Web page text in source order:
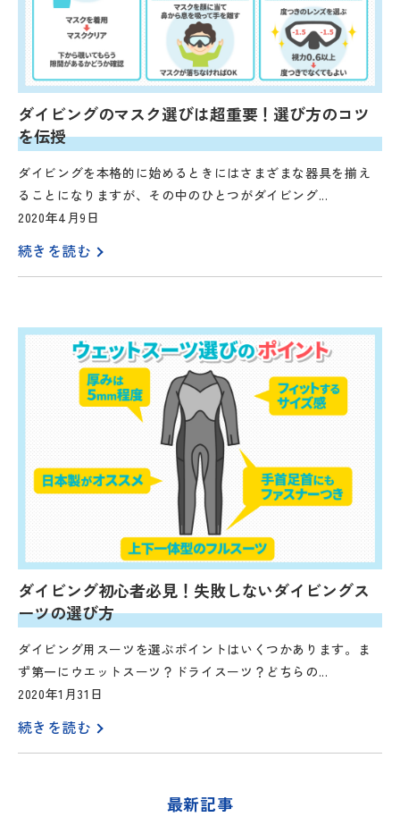
ダイビングのマスク選びは超重要！選び方のコツ
を伝授
ダイビングを本格的に始めるときにはさまざまな器具を揃え
ることになりますが、その中のひとつがダイビング...
2020年4月9日
続きを読む
ダイビング初心者必見！失敗しないダイビングス
ーツの選び方
ダイビング用スーツを選ぶポイントはいくつかあります。ま
ず第一にウエットスーツ？ドライスーツ？どちらの...
2020年1月31日
続きを読む
最新記事